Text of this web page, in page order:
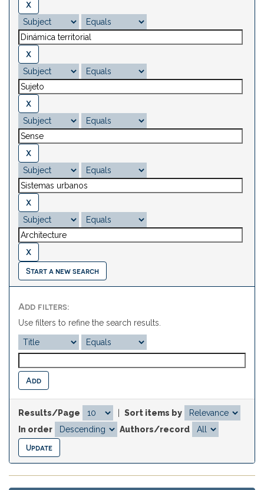
Start a new search
Add filters:
Use filters to refine the search results.
Results/Page
Sort items by
In order
Authors/record